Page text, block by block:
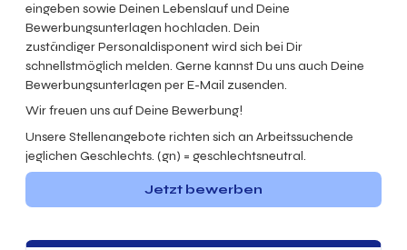
eingeben sowie Deinen Lebenslauf und Deine
Bewerbungsunterlagen hochladen. Dein
zuständiger Personaldisponent wird sich bei Dir
schnellstmöglich melden. Gerne kannst Du uns auch Deine
Bewerbungsunterlagen per E-Mail zusenden.
Wir freuen uns auf Deine Bewerbung!
Unsere Stellenangebote richten sich an Arbeitssuchende
jeglichen Geschlechts. (gn) = geschlechtsneutral.
Jetzt bewerben